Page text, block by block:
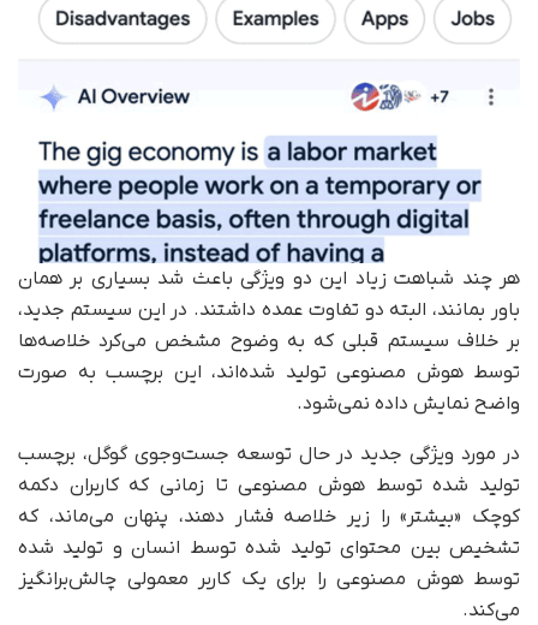
هر چند شباهت زیاد این دو ویژگی باعث شد بسیاری بر همان
باور بمانند، البته دو تفاوت عمده داشتند. در این سیستم جدید،
بر خلاف سیستم قبلی که به وضوح مشخص می‌کرد خلاصه‌ها
توسط هوش مصنوعی تولید شده‌اند، این برچسب به صورت
واضح نمایش داده نمی‌شود.
در مورد ویژگی جدید در حال توسعه جست‌وجوی گوگل، برچسب
تولید شده توسط هوش مصنوعی تا زمانی که کاربران دکمه
کوچک «بیشتر» را زیر خلاصه فشار دهند، پنهان می‌ماند، که
تشخیص بین محتوای تولید شده توسط انسان و تولید شده
توسط هوش مصنوعی را برای یک کاربر معمولی چالش‌برانگیز
می‌کند.